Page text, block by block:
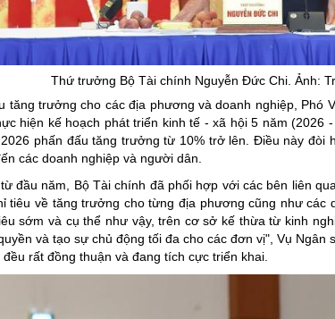
Chuyên đề tổng hợp
Thứ trưởng Bộ Tài chính Nguyễn Đức Chi. Ảnh:
tăng trưởng cho các địa phương và doanh nghiệp, Phó
hiện kế hoạch phát triển kinh tế - xã hội 5 năm
phấn đấu tăng trưởng từ 10% trở lên. Điều này
các doanh nghiệp và người dân.
đầu năm, Bộ Tài chính đã phối hợp với các bên liên
tiêu về tăng trưởng cho từng địa phương cũng như
sớm và cụ thể như vậy, trên cơ sở kế thừa từ kinh
và tạo sự chủ động tối đa cho các đơn vị", Vụ
rất đồng thuận và đang tích cực triển khai.